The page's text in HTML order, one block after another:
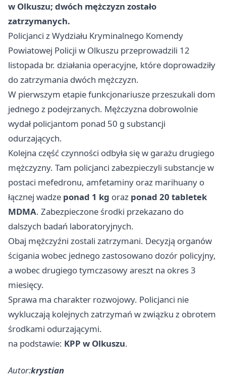
w Olkuszu; dwóch mężczyzn zostało
zatrzymanych.
Policjanci z Wydziału Kryminalnego Komendy
Powiatowej Policji w Olkuszu przeprowadzili 12
listopada br. działania operacyjne, które doprowadziły
do zatrzymania dwóch mężczyzn.
W pierwszym etapie funkcjonariusze przeszukali dom
jednego z podejrzanych. Mężczyzna dobrowolnie
wydał policjantom ponad 50 g substancji
odurzających.
Kolejna część czynności odbyła się w garażu drugiego
mężczyzny. Tam policjanci zabezpieczyli substancje w
postaci mefedronu, amfetaminy oraz marihuany o
łącznej wadze ponad 1 kg oraz ponad 20 tabletek
MDMA. Zabezpieczone środki przekazano do
dalszych badań laboratoryjnych.
Obaj mężczyźni zostali zatrzymani. Decyzją organów
ścigania wobec jednego zastosowano dozór policyjny,
a wobec drugiego tymczasowy areszt na okres 3
miesięcy.
Sprawa ma charakter rozwojowy. Policjanci nie
wykluczają kolejnych zatrzymań w związku z obrotem
środkami odurzającymi.
na podstawie: KPP w Olkuszu.
Autor:krystian